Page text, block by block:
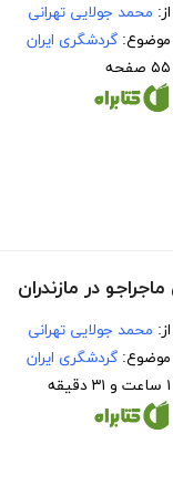
از: محمد جولایی تهرانی
موضوع: گردشگری ایران
۵۵ صفحه
در مازندران
از: محمد جولایی تهرانی
موضوع: گردشگری ایران
۱ ساعت و ۳۱ دقیقه